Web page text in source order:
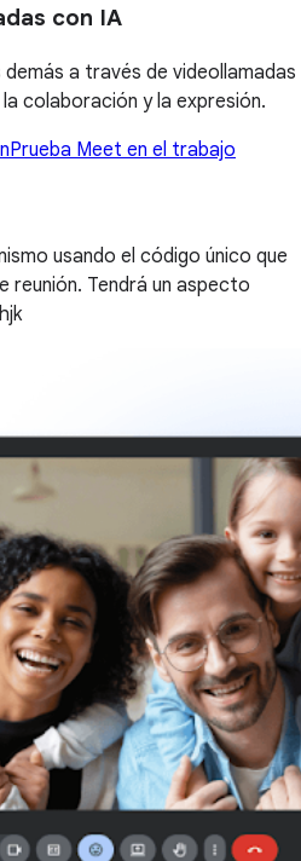
con IA
a través de videollamadas
colaboración y la expresión.
Prueba Meet en el trabajo
usando el código único que
reunión. Tendrá un aspecto